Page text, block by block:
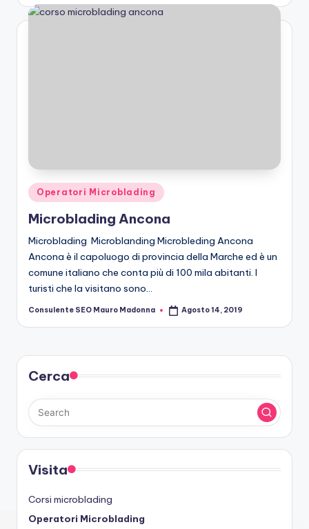
Posted
in
Operatori Microblading
Microblading Ancona
Microblading Microblanding Microbleding Ancona
Ancona è il capoluogo di provincia della Marche ed è un
comune italiano che conta più di 100 mila abitanti. I
turisti che la visitano sono…
Posted
Consulente SEO Mauro Madonna Agosto 14, 2019
Cerca
Visita
Corsi microblading
Operatori Microblading